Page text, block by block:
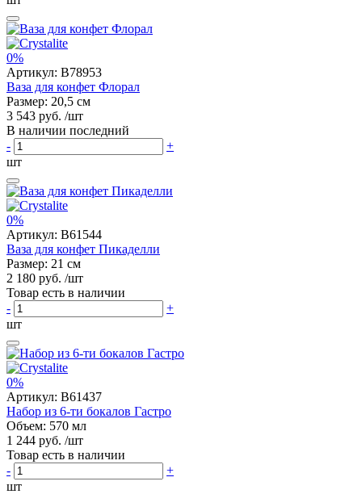
0%
Артикул: B78953
Ваза для конфет Флорал
Размер: 20,5 см
3 543 руб. /шт
В наличии последний
-
+
шт
0%
Артикул: B61544
Ваза для конфет Пикаделли
Размер: 21 см
2 180 руб. /шт
Товар есть в наличии
-
+
шт
0%
Артикул: B61437
Набор из 6-ти бокалов Гастро
Объем: 570 мл
1 244 руб. /шт
Товар есть в наличии
-
+
шт